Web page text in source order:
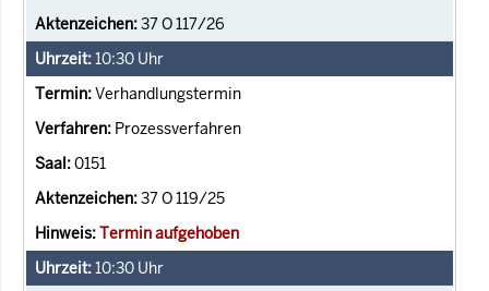
37 O 117/26
10:30 Uhr
Verhandlungstermin
Prozessverfahren
0151
37 O 119/25
Termin aufgehoben
10:30 Uhr